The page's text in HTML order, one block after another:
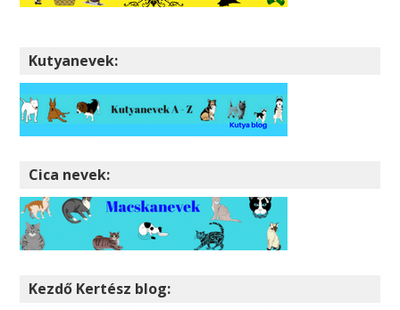
Kutyanevek:
Cica nevek:
Kezdő Kertész blog: